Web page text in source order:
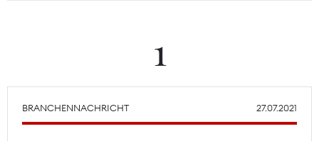
Wächterpreis
1
BRANCHENNACHRICHT 27.07.2021